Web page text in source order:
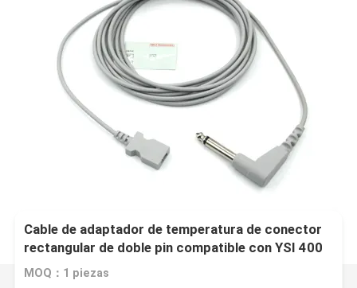
Cable de adaptador de temperatura de conector
rectangular de doble pin compatible con YSI 400
para sonda de temperatura desechable
MOQ：1 piezas